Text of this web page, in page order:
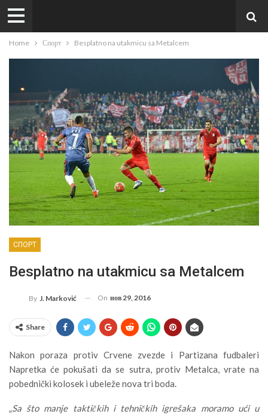
Home Спорт Besplatno na utakmicu sa Metalcem
СПОРТ
Besplatno na utakmicu sa Metalcem
By J. Marković On нов 29, 2016
Share
Nakon poraza protiv Crvene zvezde i Partizana fudbaleri
Napretka će pokušati da se sutra, protiv Metalca, vrate na
pobednički kolosek i ubeleže nova tri boda.
„Sa što manje taktičkih i tehničkih igrešaka moramo ući u